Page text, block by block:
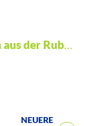
„Klassiker“
NEUERE